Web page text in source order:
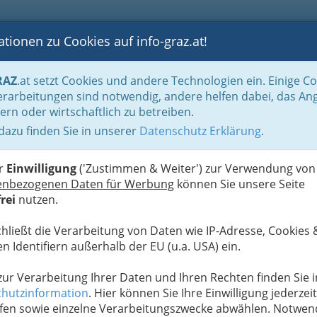
BLOGS FOTOS GASTRONOMIE BRANCHEN
zu Cookies auf info-graz.at!
.at setzt Cookies und andere Technologien ein. Einige
sind notwendig, andere helfen dabei, das
oder wirtschaftlich zu betreiben.
finden Sie in unserer Datenschutz Erklärung.
Einwilligung('Zustimmen & Weiter') zur Verwendung von
Daten für Werbung können Sie unsere Seite
nutzen.
die Verarbeitung von Daten wie IP-Adresse, Cookies
Identifiern außerhalb der EU (u.a. USA) ein.
Verarbeitung Ihrer Daten und Ihren Rechten finden Sie
. Hier können Sie Ihre Einwilligung jederzeit
sowie einzelne Verarbeitungszwecke abwählen.
und Consulting Werbung & Marktkommunikation Werbegestalter -